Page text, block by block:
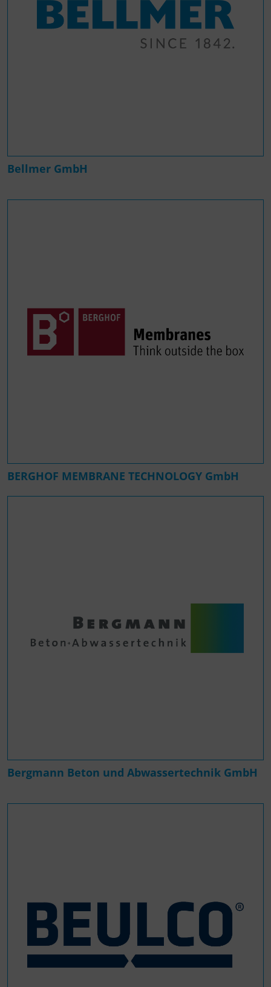
Bellmer GmbH
BERGHOF MEMBRANE TECHNOLOGY GmbH
Bergmann Beton und Abwassertechnik GmbH